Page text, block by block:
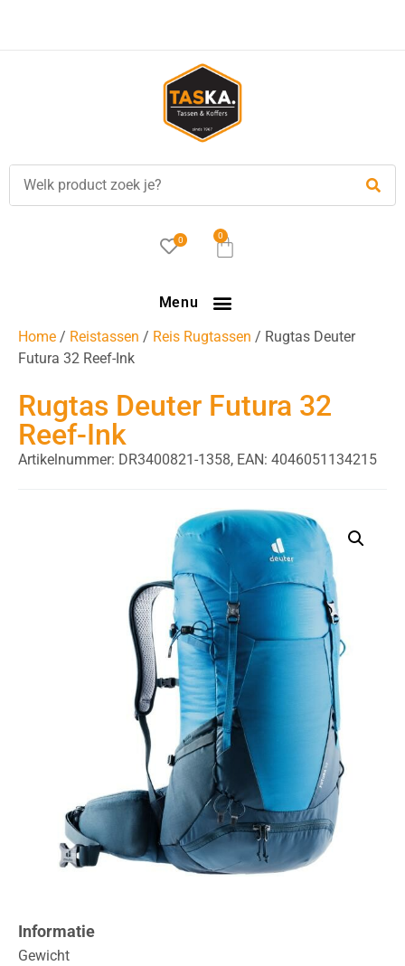
0 0
Menu
Home / Reistassen / Reis Rugtassen / Rugtas Deuter
Futura 32 Reef-Ink
Rugtas Deuter Futura 32
Reef-Ink
Artikelnummer: DR3400821-1358, EAN: 4046051134215
Informatie
Gewicht